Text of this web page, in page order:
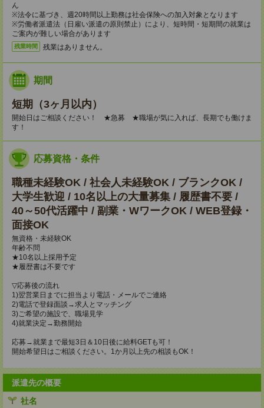
ん
※法令に基づき、週20時間以上勤務は社会保険への加入対象となります
※労働者派遣法（日雇い派遣の原則禁止）により、短時間・短期間の就業は
ご案内が難しい場合があります
残業時間 残業はありません。
期間
短期（3ヶ月以内）
開始日はご相談ください！ ★急募 ★職場が気に入れば、長期でも働けま
す！
応募資格・条件
職種未経験OK / 社会人未経験OK / ブランクOK /
大学生歓迎 / 10名以上の大量募集 / 履歴書不要 /
40～50代活躍中 / 副業・WワークOK / WEB登録・
面接OK
無資格・未経験OK
年齢不問
★10名以上採用予定
★履歴書は不要です
▽応募後の流れ
1)翌営業日までに担当より電話・メールでご連絡
2)電話で登録面談→求人とマッチング
3)ご希望の施設で、職場見学
4)就業決定→勤務開始
応募→就業まで最短3日＆10日後に給料GETも可！
開始希望日はご相談ください。1か月以上先の相談もOK！
派遣先の概要
社名